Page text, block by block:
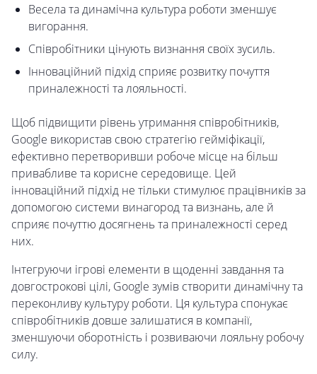
Весела та динамічна культура роботи зменшує
вигорання.
Співробітники цінують визнання своїх зусиль.
Інноваційний підхід сприяє розвитку почуття
приналежності та лояльності.
Щоб підвищити рівень утримання співробітників,
Google використав свою стратегію гейміфікації,
ефективно перетворивши робоче місце на більш
привабливе та корисне середовище. Цей
інноваційний підхід не тільки стимулює працівників за
допомогою системи винагород та визнань, але й
сприяє почуттю досягнень та приналежності серед
них.
Інтегруючи ігрові елементи в щоденні завдання та
довгострокові цілі, Google зумів створити динамічну та
переконливу культуру роботи. Ця культура спонукає
співробітників довше залишатися в компанії,
зменшуючи оборотність і розвиваючи лояльну робочу
силу.